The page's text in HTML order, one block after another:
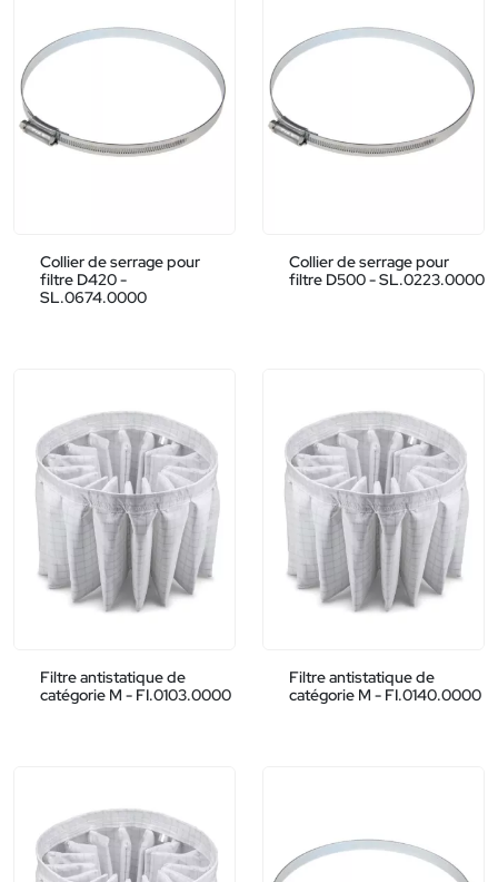
Collier de serrage pour
filtre D420 -
SL.0674.0000
Collier de serrage pour
filtre D500 - SL.0223.0000
Filtre antistatique de
catégorie M - FI.0103.0000
Filtre antistatique de
catégorie M - FI.0140.0000